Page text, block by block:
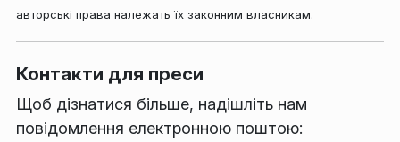
авторські права належать їх законним власникам.
Контакти для преси
Щоб дізнатися більше, надішліть нам
повідомлення електронною поштою: